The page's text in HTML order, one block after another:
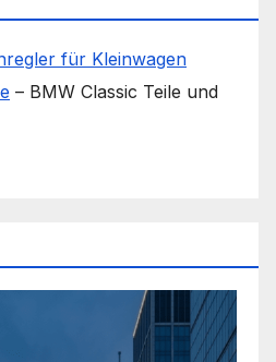
für Kleinwagen
– BMW Classic Teile und